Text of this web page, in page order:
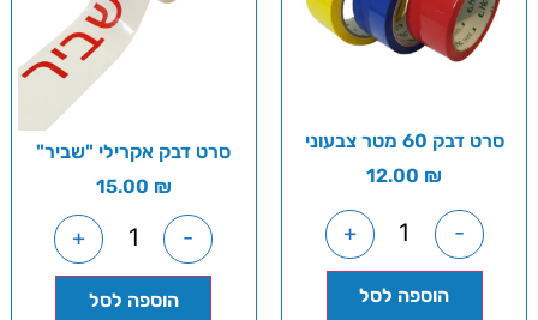
סרט דבק 60 מטר צבעוני
12.00 ₪
-
+
הוספה לסל
סרט דבק אקרילי "שביר"
15.00 ₪
-
+
הוספה לסל